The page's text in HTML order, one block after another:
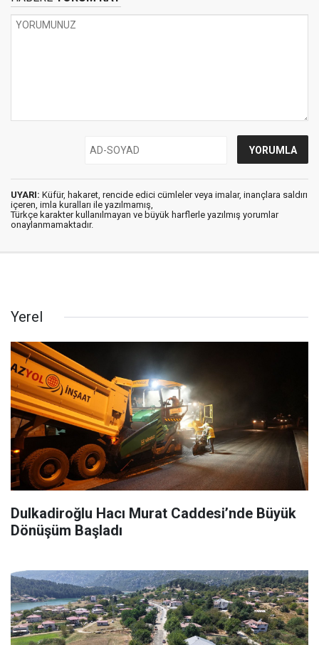
UYARI: Küfür, hakaret, rencide edici cümleler veya imalar, inançlara saldırı
içeren, imla kuralları ile yazılmamış,
Türkçe karakter kullanılmayan ve büyük harflerle yazılmış yorumlar
onaylanmamaktadır.
Yerel
Dulkadiroğlu Hacı Murat Caddesi’nde Büyük
Dönüşüm Başladı